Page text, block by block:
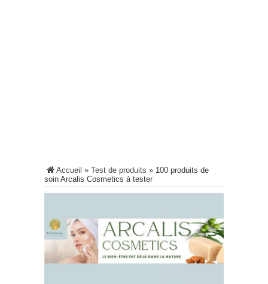
Accueil » Test de produits » 100 produits de
soin Arcalis Cosmetics à tester